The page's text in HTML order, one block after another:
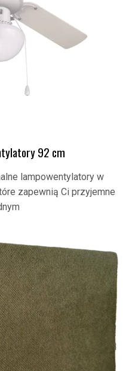
92 cm
lampowentylatory w
zapewnią Ci przyjemne